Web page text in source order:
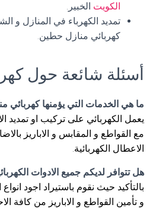
الكويت الخبير.
تمديد الكهرباء في المنازل و
كهربائي منازل حطين.
أسئلة شائعة حول
ما هي الخدمات التي يؤمنها كهربائي
يعمل الكهربائي على تركيب او تمديد
مع القواطع و المقابس و الاباريز
الاعطال الكهربائية.
هل تتوافر لديكم جميع الادوات
بالتأكيد حيث نقوم باستيراد اجود انواع
و تأمين القواطع و الاباريز من كافة